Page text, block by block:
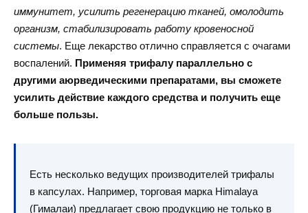
иммунитет, усилить регенерацию тканей, омолодить
организм, стабилизировать работу кровеносной
системы. Еще лекарство отлично справляется с очагами
воспалений. Применяя трифалу параллельно с
другими аюрведическими препаратами, вы сможете
усилить действие каждого средства и получить еще
больше пользы.
Есть несколько ведущих производителей трифалы
в капсулах. Например, торговая марка Himalaya
(Гималаи) предлагает свою продукцию не только в